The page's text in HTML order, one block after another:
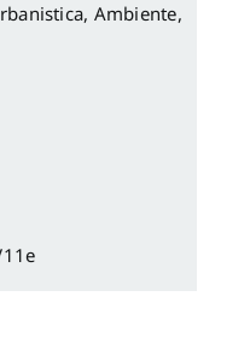
Ambiente,